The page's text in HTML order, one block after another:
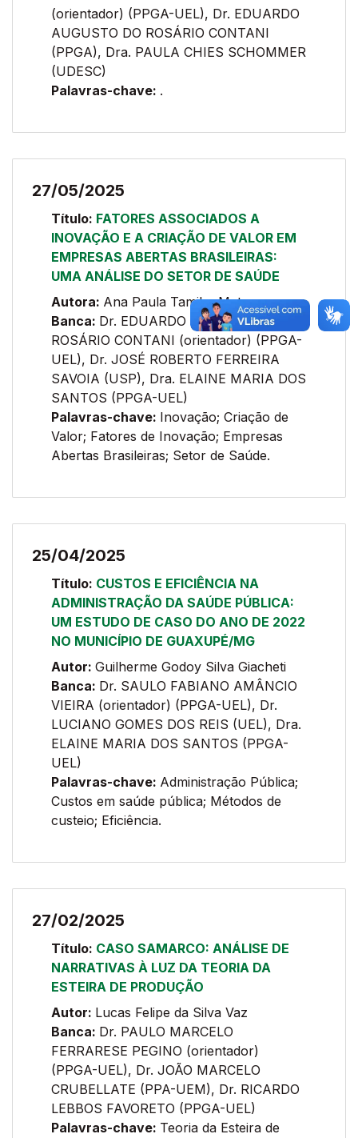
(orientador) (PPGA-UEL), Dr. EDUARDO
AUGUSTO DO ROSÁRIO CONTANI
(PPGA), Dra. PAULA CHIES SCHOMMER
(UDESC)
Palavras-chave: .
27/05/2025
Título: FATORES ASSOCIADOS A
INOVAÇÃO E A CRIAÇÃO DE VALOR EM
EMPRESAS ABERTAS BRASILEIRAS:
UMA ANÁLISE DO SETOR DE SAÚDE
Autora: Ana Paula Tamiko Matuo
Banca: Dr. EDUARDO AUGUSTO DO
ROSÁRIO CONTANI (orientador) (PPGA-
UEL), Dr. JOSÉ ROBERTO FERREIRA
SAVOIA (USP), Dra. ELAINE MARIA DOS
SANTOS (PPGA-UEL)
Palavras-chave: Inovação; Criação de
Valor; Fatores de Inovação; Empresas
Abertas Brasileiras; Setor de Saúde.
25/04/2025
Título: CUSTOS E EFICIÊNCIA NA
ADMINISTRAÇÃO DA SAÚDE PÚBLICA:
UM ESTUDO DE CASO DO ANO DE 2022
NO MUNICÍPIO DE GUAXUPÉ/MG
Autor: Guilherme Godoy Silva Giacheti
Banca: Dr. SAULO FABIANO AMÂNCIO
VIEIRA (orientador) (PPGA-UEL), Dr.
LUCIANO GOMES DOS REIS (UEL), Dra.
ELAINE MARIA DOS SANTOS (PPGA-
UEL)
Palavras-chave: Administração Pública;
Custos em saúde pública; Métodos de
custeio; Eficiência.
27/02/2025
Título: CASO SAMARCO: ANÁLISE DE
NARRATIVAS À LUZ DA TEORIA DA
ESTEIRA DE PRODUÇÃO
Autor: Lucas Felipe da Silva Vaz
Banca: Dr. PAULO MARCELO
FERRARESE PEGINO (orientador)
(PPGA-UEL), Dr. JOÃO MARCELO
CRUBELLATE (PPA-UEM), Dr. RICARDO
LEBBOS FAVORETO (PPGA-UEL)
Palavras-chave: Teoria da Esteira de